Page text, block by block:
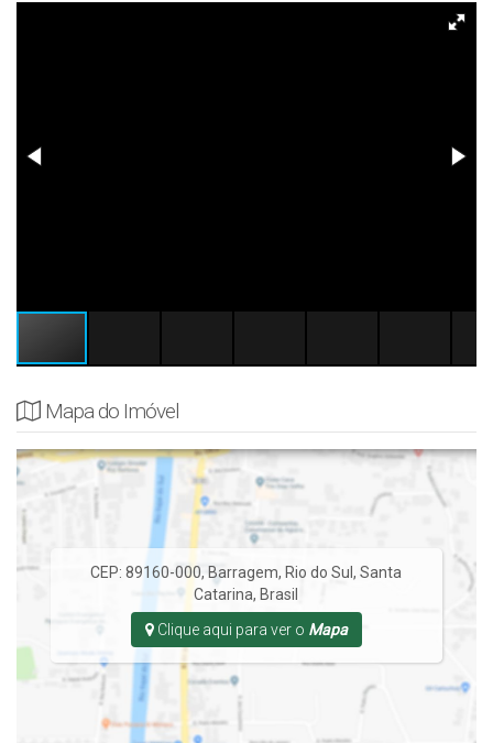
Mapa do Imóvel
CEP: 89160-000, Barragem, Rio do Sul,Santa
Catarina, Brasil
Clique aqui para ver o Mapa